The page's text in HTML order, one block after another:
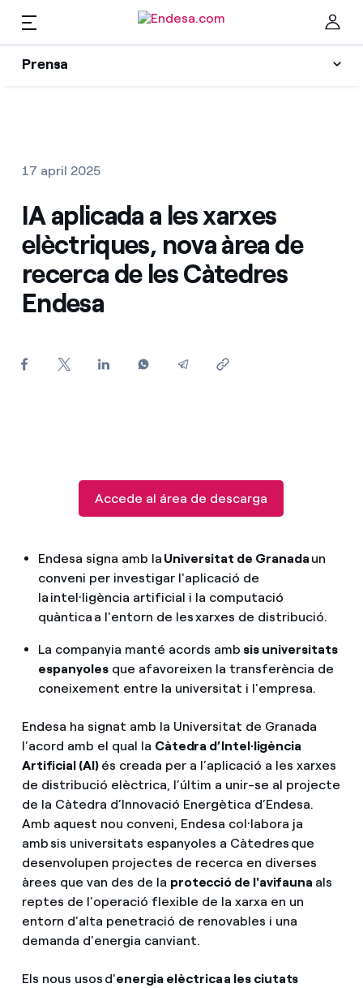
Prensa
Premsa
Troba la tarifa que més et convé
Compara les nostres tarifes d’empresa i estalvia
altre
Ofertes per a autònoms i Pymes
Recursos
Col·leccions
Contactes premsa
CA
17 april 2025
IA aplicada a les xarxes
elèctriques, nova àrea de
recerca de les Càtedres
Endesa
Accede al área de descarga
Endesa signa amb la Universitat de Granada un
conveni per investigar l'aplicació de
la intel·ligència artificial i la computació
quàntica a l'entorn de les xarxes de distribució.
La companyia manté acords amb sis universitats
espanyolesque afavoreixen la transferència de
coneixement entre la universitat i l'empresa.
Endesa ha signat amb la Universitat de Granada
l’acord amb el qual la Càtedra d’Intel·ligència
Artificial (AI) és creada per a l’aplicació a les xarxes
de distribució elèctrica, l’últim a unir-se al projecte
de la Càtedra d’Innovació Energètica d’Endesa.
Amb aquest nou conveni, Endesa col·labora ja
amb sis universitats espanyoles a Càtedres que
desenvolupen projectes de recerca en diverses
àrees que van des de la protecció de l'avifauna als
reptes de l'operació flexible de la xarxa en un
entorn d'alta penetració de renovables i una
demanda d'energia canviant.
Els nous usos d'energia elèctrica a les ciutats